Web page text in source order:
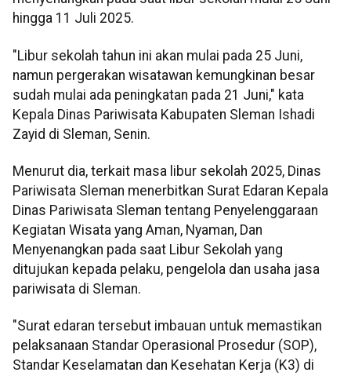
hingga 11 Juli 2025.
"Libur sekolah tahun ini akan mulai pada 25 Juni,
namun pergerakan wisatawan kemungkinan besar
sudah mulai ada peningkatan pada 21 Juni," kata
Kepala Dinas Pariwisata Kabupaten Sleman Ishadi
Zayid di Sleman, Senin.
Menurut dia, terkait masa libur sekolah 2025, Dinas
Pariwisata Sleman menerbitkan Surat Edaran Kepala
Dinas Pariwisata Sleman tentang Penyelenggaraan
Kegiatan Wisata yang Aman, Nyaman, Dan
Menyenangkan pada saat Libur Sekolah yang
ditujukan kepada pelaku, pengelola dan usaha jasa
pariwisata di Sleman.
"Surat edaran tersebut imbauan untuk memastikan
pelaksanaan Standar Operasional Prosedur (SOP),
Standar Keselamatan dan Kesehatan Kerja (K3) di